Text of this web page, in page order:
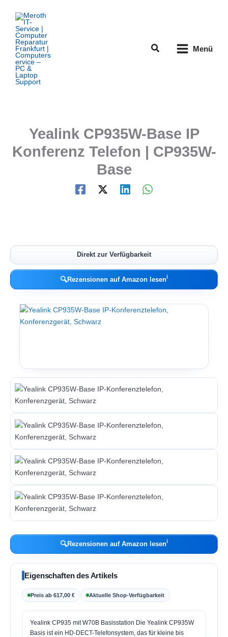
Inhalt
springen
Suchen Menü
Yealink CP935W-Base IP
Konferenz Telefon | CP935W-
Base
Direkt zur Verfügbarkeit
🔍Rezensionen auf Amazon lesenℹ︎
🔍Rezensionen auf Amazon lesenℹ︎
Eigenschaften des Artikels
Preis ab 617,00 € Aktuelle Shop-Verfügbarkeit
Yealink CP935 mit W70B Basisstation Die Yealink CP935W
Basis ist ein HD-DECT-Telefonsystem, das für kleine bis